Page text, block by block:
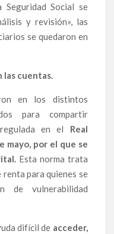
Seguridad Social se
y revisión», las
se quedaron en
las cuentas.
en los distintos
para compartir
en el Real
mayo, por el que se
Esta norma trata
para quienes se
de vulnerabilidad
difícil de acceder,